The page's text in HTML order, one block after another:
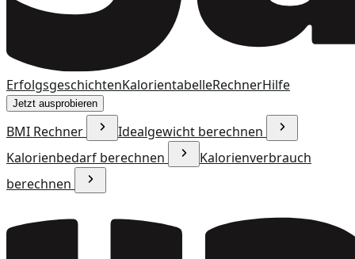
ErfolgsgeschichtenKalorientabelleRechnerHilfe
Jetzt ausprobieren
BMI Rechner
Idealgewicht berechnen
Kalorienbedarf berechnen
Kalorienverbrauch
berechnen